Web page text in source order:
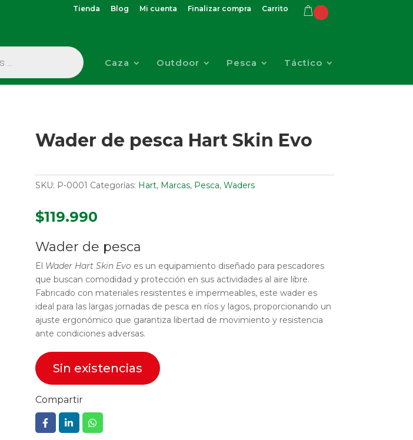
Tienda Blog Mi cuenta Finalizar compra Carrito
Caza Outdoor Pesca Táctico
Wader de pesca Hart Skin Evo
SKU: P-0001 Categorías: Hart, Marcas, Pesca, Waders
$119.990
Wader de pesca
El Wader Hart Skin Evoes un equipamiento diseñado para pescadores
que buscan comodidad y protección en sus actividades al aire libre.
Fabricado con materiales resistentes e impermeables, este wader es
ideal para las largas jornadas de pesca en ríos y lagos, proporcionando un
ajuste ergonómico que garantiza libertad de movimiento y resistencia
ante condiciones adversas.
Sin existencias
Compartir